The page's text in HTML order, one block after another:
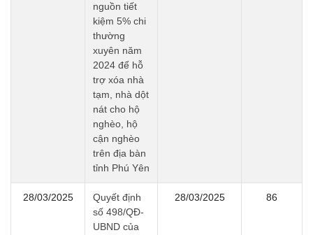
nguồn tiết
kiệm 5% chi
thường
xuyên năm
2024 để hỗ
trợ xóa nhà
tạm, nhà dột
nát cho hộ
nghèo, hộ
cận nghèo
trên địa bàn
tỉnh Phú Yên
28/03/2025
Quyết định
số 498/QĐ-
UBND của
28/03/2025 86